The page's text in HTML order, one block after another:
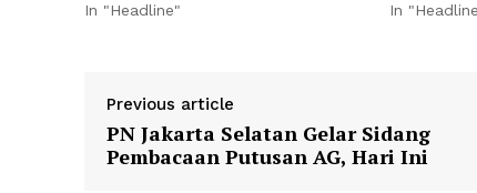
In "Headline"
In
Previous article
PN Jakarta Selatan Gelar Sidang
Pembacaan Putusan AG, Hari Ini